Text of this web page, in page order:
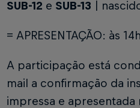
SUB-12 e SUB-13 |
= APRESENTAÇÃO: às
A participação está
mail a confirmação da
impressa e